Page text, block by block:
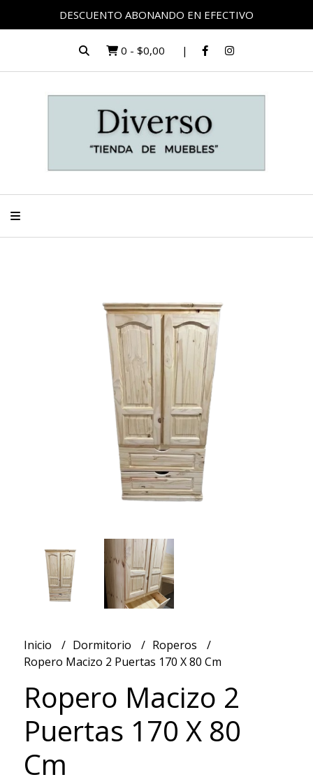
DESCUENTO ABONANDO EN EFECTIVO
0 - $0,00
Inicio Dormitorio
Roperos
Ropero Macizo 2 Puertas 170 X 80 Cm
Ropero Macizo 2
Puertas 170 X 80
Cm